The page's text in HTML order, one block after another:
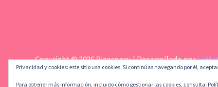
Copyright © 2026 Rizosperu | Desarrollado por
Privacidad y cookies: este sitio usa cookies. Si continúas navegando por él,
Para obtener más información, incluido cómo gestionar las cookies, consulta: